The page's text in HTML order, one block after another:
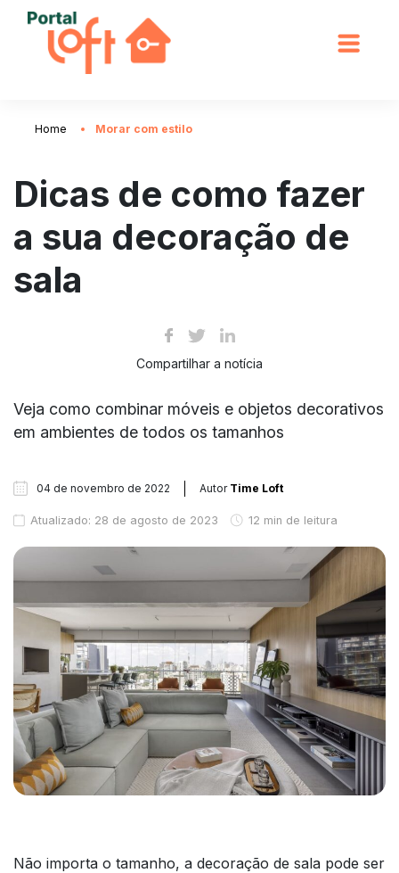
Home Morar com estilo
Dicas de como fazer
a sua decoração de
sala
Compartilhar a notícia
Veja como combinar móveis e objetos decorativos
em ambientes de todos os tamanhos
04 de novembro de 2022 Autor Time Loft
Atualizado: 28 de agosto de 2023 12 min de leitura
Não importa o tamanho, a decoração de sala pode ser